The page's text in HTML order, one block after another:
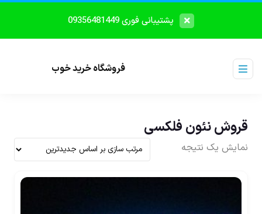
پشتیبانی فوری 09356481449
فروشگاه خرید خوب
قروش نئون فلکسی
نمایش یک نتیجه